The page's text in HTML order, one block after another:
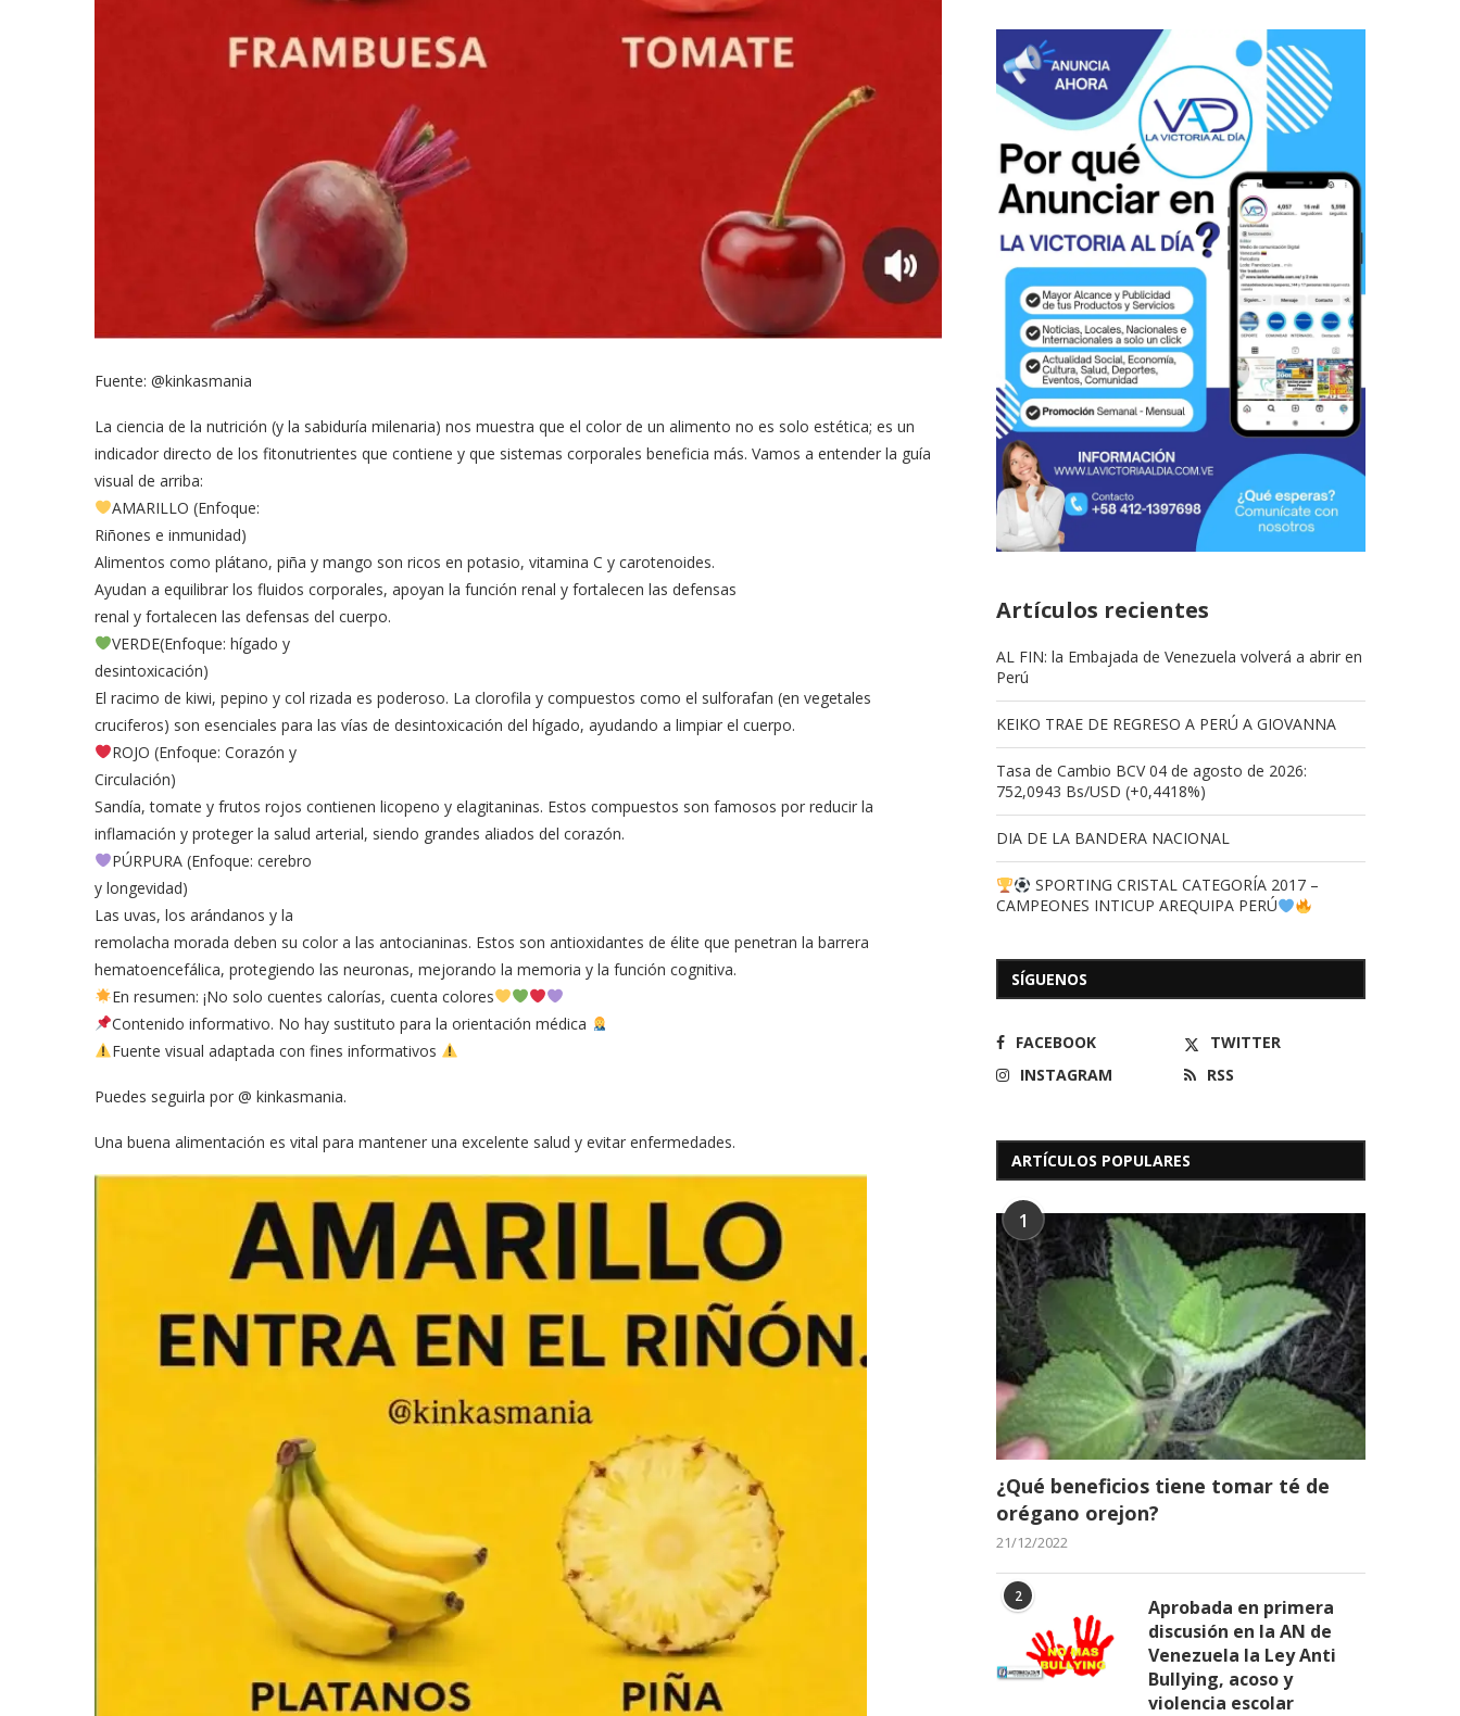
Fuente: @kinkasmania
La ciencia de la nutrición (y la sabiduría milenaria) nos muestra que el color de un alimento no es solo estética; es un
indicador directo de los fitonutrientes que contiene y que sistemas corporales beneficia más. Vamos a entender la guía
visual de arriba:
AMARILLO (Enfoque:
Riñones e inmunidad)
Alimentos como plátano, piña y mango son ricos en potasio, vitamina C y carotenoides.
Ayudan a equilibrar los fluidos corporales, apoyan la función renal y fortalecen las defensas
renal y fortalecen las defensas del cuerpo.
VERDE(Enfoque: hígado y
desintoxicación)
El racimo de kiwi, pepino y col rizada es poderoso. La clorofila y compuestos como el sulforafan (en vegetales
cruciferos) son esenciales para las vías de desintoxicación del hígado, ayudando a limpiar el cuerpo.
ROJO (Enfoque: Corazón y
Circulación)
Sandía, tomate y frutos rojos contienen licopeno у elagitaninas. Estos compuestos son famosos por reducir la
inflamación y proteger la salud arterial, siendo grandes aliados del corazón.
PÚRPURA (Enfoque: cerebro
у longevidad)
Las uvas, los arándanos y la
remolacha morada deben su color a las antocianinas. Estos son antioxidantes de élite que penetran la barrera
hematoencefálica, protegiendo las neuronas, mejorando la memoria y la función cognitiva.
En resumen: ¡No solo cuentes calorías, cuenta colores
Contenido informativo. No hay sustituto para la orientación médica
Fuente visual adaptada con fines informativos
Puedes seguirla por @ kinkasmania.
Una buena alimentación es vital para mantener una excelente salud y evitar enfermedades.
Artículos recientes
AL FIN: la Embajada de Venezuela volverá a abrir en
Perú
KEIKO TRAE DE REGRESO A PERÚ A GIOVANNA
Tasa de Cambio BCV 04 de agosto de 2026:
752,0943 Bs/USD (+0,4418%)
DIA DE LA BANDERA NACIONAL
SPORTING CRISTAL CATEGORÍA 2017 –
CAMPEONES INTICUP AREQUIPA PERÚ
SÍGUENOS
FACEBOOK
TWITTER
INSTAGRAM
RSS
ARTÍCULOS POPULARES
1
¿Qué beneficios tiene tomar té de
orégano orejon?
21/12/2022
2
Aprobada en primera
discusión en la AN de
Venezuela la Ley Anti
Bullying, acoso y
violencia escolar